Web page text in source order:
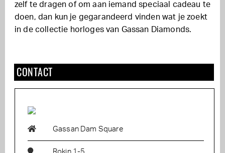
zelf te dragen of om aan iemand speciaal cadeau te
doen, dan kun je gegarandeerd vinden wat je zoekt
in de collectie horloges van Gassan Diamonds.
CONTACT
Gassan Dam Square